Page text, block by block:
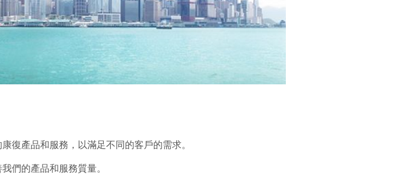
復產品和服務，以滿足不同的客戶的需求。
們的產品和服務質量。